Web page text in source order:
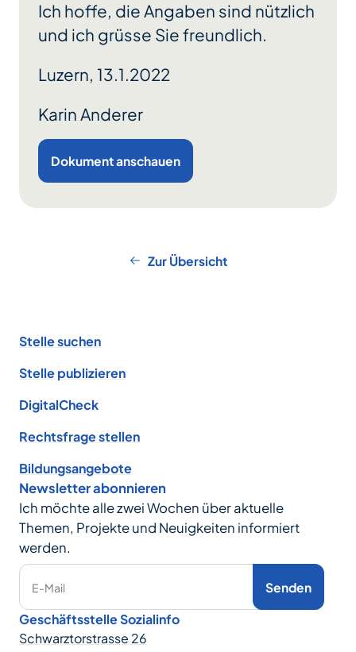
Ich hoffe, die Angaben sind nützlich
und ich grüsse Sie freundlich.
Luzern, 13.1.2022
Karin Anderer
Dokument anschauen
Zur Übersicht
Stelle suchen
Stelle publizieren
DigitalCheck
Rechtsfrage stellen
Bildungsangebote
Newsletter abonnieren
Ich möchte alle zwei Wochen über aktuelle
Themen, Projekte und Neuigkeiten informiert
werden.
E-Mail Senden
Geschäftsstelle Sozialinfo
Schwarztorstrasse 26